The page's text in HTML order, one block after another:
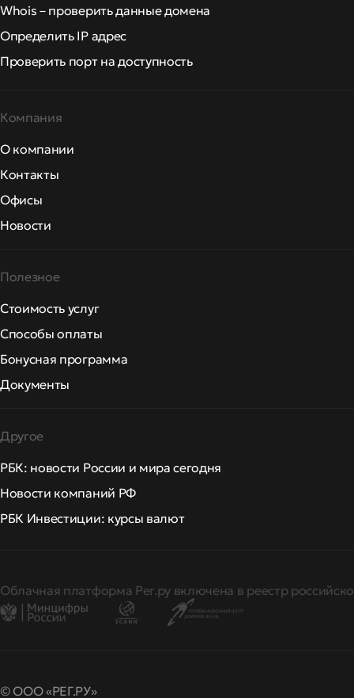
Whois – проверить данные домена
Определить IP адрес
Проверить порт на доступность
Компания
О компании
Контакты
Офисы
Новости
Полезное
Стоимость услуг
Способы оплаты
Бонусная программа
Документы
Другое
РБК: новости России и мира сегодня
Новости компаний РФ
РБК Инвестиции: курсы валют
Облачная платформа Рег.ру включена в реестр
© ООО «РЕГ.РУ»